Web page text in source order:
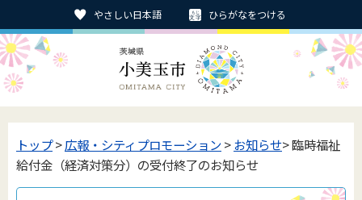
やさしい日本語 ひらがなをつける
トップ>広報・シティプロモーション>お知らせ> 臨時福祉
給付金（経済対策分）の受付終了のお知らせ